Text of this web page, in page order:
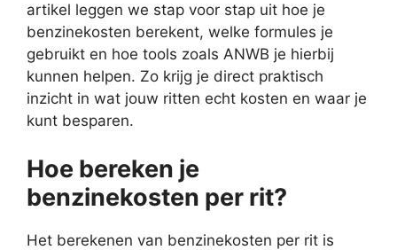
artikel leggen we stap voor stap uit hoe je
benzinekosten berekent, welke formules je
gebruikt en hoe tools zoals ANWB je hierbij
kunnen helpen. Zo krijg je direct praktisch
inzicht in wat jouw ritten echt kosten en waar je
kunt besparen.
Hoe bereken je
benzinekosten per rit?
Het berekenen van benzinekosten per rit is